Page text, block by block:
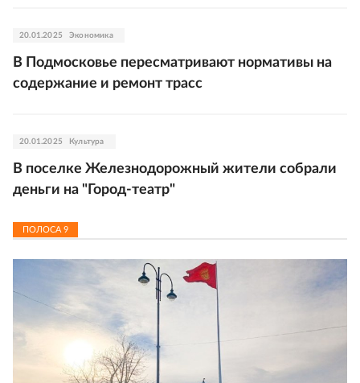
20.01.2025 Экономика
В Подмосковье пересматривают нормативы на
содержание и ремонт трасс
20.01.2025 Культура
В поселке Железнодорожный жители собрали
деньги на "Город-театр"
ПОЛОСА 9